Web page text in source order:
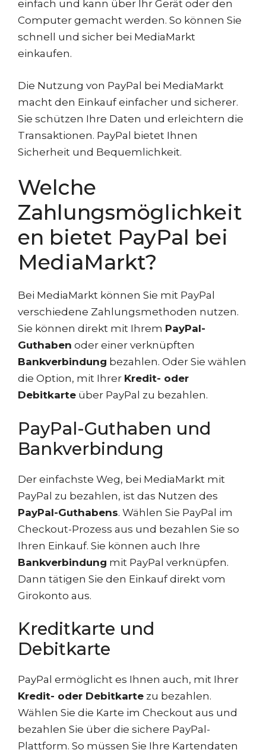
einfach und kann über Ihr Gerät oder den
Computer gemacht werden. So können Sie
schnell und sicher bei MediaMarkt
einkaufen.
Die Nutzung von PayPal bei MediaMarkt
macht den Einkauf einfacher und sicherer.
Sie schützen Ihre Daten und erleichtern die
Transaktionen. PayPal bietet Ihnen
Sicherheit und Bequemlichkeit.
Welche
Zahlungsmöglichkeit
en bietet PayPal bei
MediaMarkt?
Bei MediaMarkt können Sie mit PayPal
verschiedene Zahlungsmethoden nutzen.
Sie können direkt mit Ihrem PayPal-
Guthaben oder einer verknüpften
Bankverbindung bezahlen. Oder Sie wählen
die Option, mit Ihrer Kredit- oder
Debitkarte über PayPal zu bezahlen.
PayPal-Guthaben und
Bankverbindung
Der einfachste Weg, bei MediaMarkt mit
PayPal zu bezahlen, ist das Nutzen des
PayPal-Guthabens. Wählen Sie PayPal im
Checkout-Prozess aus und bezahlen Sie so
Ihren Einkauf. Sie können auch Ihre
Bankverbindung mit PayPal verknüpfen.
Dann tätigen Sie den Einkauf direkt vom
Girokonto aus.
Kreditkarte und
Debitkarte
PayPal ermöglicht es Ihnen auch, mit Ihrer
Kredit- oder Debitkarte zu bezahlen.
Wählen Sie die Karte im Checkout aus und
bezahlen Sie über die sichere PayPal-
Plattform. So müssen Sie Ihre Kartendaten